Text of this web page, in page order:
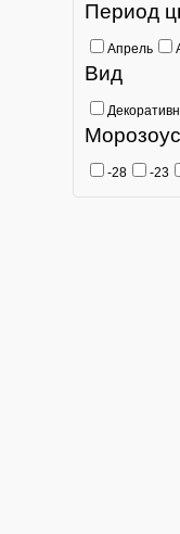
Период
Апрель
Вид
-28 -23